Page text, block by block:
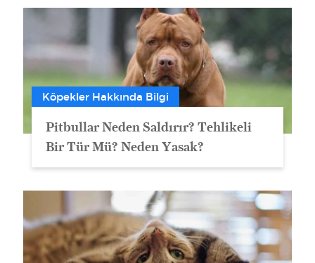
Köpekler Hakkında Bilgi
Pitbullar Neden Saldırır? Tehlikeli
Bir Tür Mü? Neden Yasak?